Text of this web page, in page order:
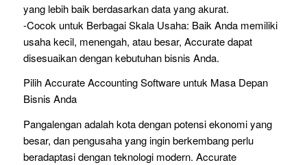
yang lebih baik berdasarkan data yang akurat.
-Cocok untuk Berbagai Skala Usaha: Baik Anda memiliki
usaha kecil, menengah, atau besar, Accurate dapat
disesuaikan dengan kebutuhan bisnis Anda.
Pilih Accurate Accounting Software untuk Masa Depan
Bisnis Anda
Pangalengan adalah kota dengan potensi ekonomi yang
besar, dan pengusaha yang ingin berkembang perlu
beradaptasi dengan teknologi modern. Accurate